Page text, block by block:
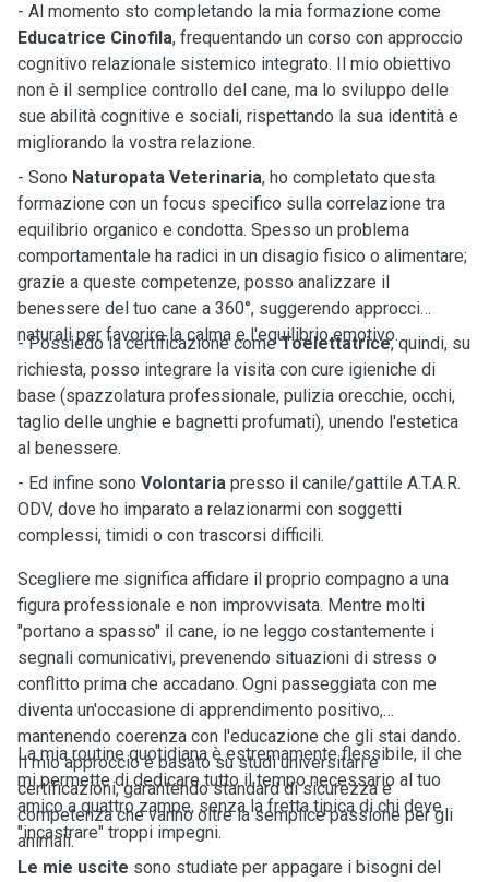
- Al momento sto completando la mia formazione come
Educatrice Cinofila, frequentando un corso con approccio
cognitivo relazionale sistemico integrato. Il mio obiettivo
non è il semplice controllo del cane, ma lo sviluppo delle
sue abilità cognitive e sociali, rispettando la sua identità e
migliorando la vostra relazione.
- Sono Naturopata Veterinaria, ho completato questa
formazione con un focus specifico sulla correlazione tra
equilibrio organico e condotta. Spesso un problema
comportamentale ha radici in un disagio fisico o alimentare;
grazie a queste competenze, posso analizzare il
benessere del tuo cane a 360°, suggerendo approcci
naturali per favorire la calma e l'equilibrio emotivo.
- Possiedo la certificazione comeToelettatrice, quindi, su
richiesta, posso integrare la visita con cure igieniche di
base (spazzolatura professionale, pulizia orecchie, occhi,
taglio delle unghie e bagnetti profumati), unendo l'estetica
al benessere.
- Ed infine sono Volontaria presso il canile/gattile A.T.A.R.
ODV, dove ho imparato a relazionarmi con soggetti
complessi, timidi o con trascorsi difficili.
Scegliere me significa affidare il proprio compagno a una
figura professionale e non improvvisata. Mentre molti
"portano a spasso" il cane, io ne leggo costantemente i
segnali comunicativi, prevenendo situazioni di stress o
conflitto prima che accadano. Ogni passeggiata con me
diventa un'occasione di apprendimento positivo,
mantenendo coerenza con l'educazione che gli stai dando.
Il mio approccio è basato su studi universitari e
certificazioni, garantendo standard di sicurezza e
competenza che vanno oltre la semplice passione per gli
animali.
La mia routine quotidiana è estremamente flessibile, il che
mi permette di dedicare tutto il tempo necessario al tuo
amico a quattro zampe, senza la fretta tipica di chi deve
"incastrare" troppi impegni.
Le mie uscite sono studiate per appagare i bisogni del